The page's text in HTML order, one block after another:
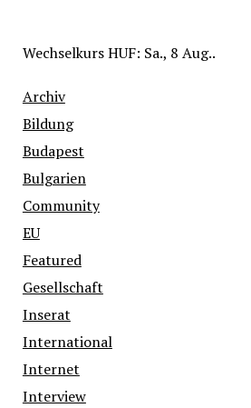
WechselkursHUF: Sa., 8 Aug..
Archiv
Bildung
Budapest
Bulgarien
Community
EU
Featured
Gesellschaft
Inserat
International
Internet
Interview